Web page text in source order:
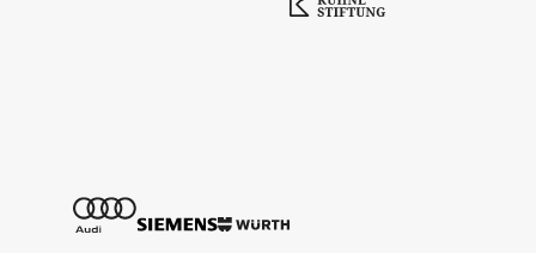
© Shirley Suarez
Download